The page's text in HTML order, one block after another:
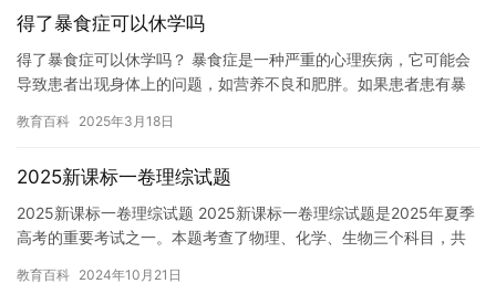
得了暴食症可以休学吗
得了暴食症可以休学吗？ 暴食症是一种严重的心理疾病，它可能会
导致患者出现身体上的问题，如营养不良和肥胖。如果患者患有暴
生活…
教育百科 2025年3月18日
2025新课标一卷理综试题
2025新课标一卷理综试题 2025新课标一卷理综试题是2025年夏季
高考的重要考试之一。本题考查了物理、化学、生物三个科目，共
教育百科 2024年10月21日